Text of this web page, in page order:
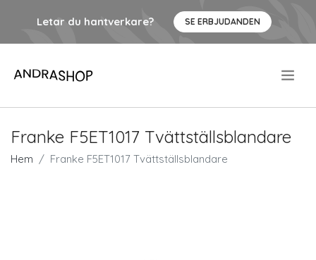
Letar du hantverkare? SE ERBJUDANDEN
Franke F5ET1017 Tvättställsblandare
Hem Franke F5ET1017 Tvättställsblandare